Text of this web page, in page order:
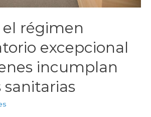
el régimen
excepcional
incumplan